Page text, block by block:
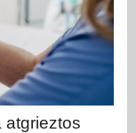
atgrieztos